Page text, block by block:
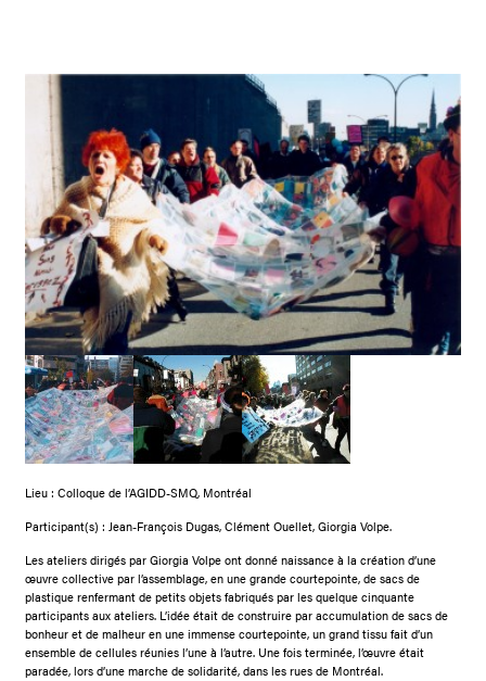
Lieu : Colloque de l’AGIDD-SMQ, Montréal
Participant(s) : Jean-François Dugas, Clément Ouellet, Giorgia Volpe.
Les ateliers dirigés par Giorgia Volpe ont donné naissance à la création d’une
œuvre collective par l’assemblage, en une grande courtepointe, de sacs de
plastique renfermant de petits objets fabriqués par les quelque cinquante
participants aux ateliers. L’idée était de construire par accumulation de sacs de
bonheur et de malheur en une immense courtepointe, un grand tissu fait d’un
ensemble de cellules réunies l’une à l’autre. Une fois terminée, l’œuvre était
paradée, lors d’une marche de solidarité, dans les rues de Montréal.